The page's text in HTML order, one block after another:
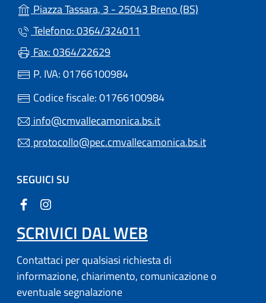
Piazza Tassara, 3 - 25043 Breno (BS)
Telefono: 0364/324011
Fax: 0364/22629
P. IVA: 01766100984
Codice fiscale: 01766100984
info@cmvallecamonica.bs.it
protocollo@pec.cmvallecamonica.bs.it
SEGUICI SU
SCRIVICI DAL WEB
Contattaci per qualsiasi richiesta di
informazione, chiarimento, comunicazione o
eventuale segnalazione